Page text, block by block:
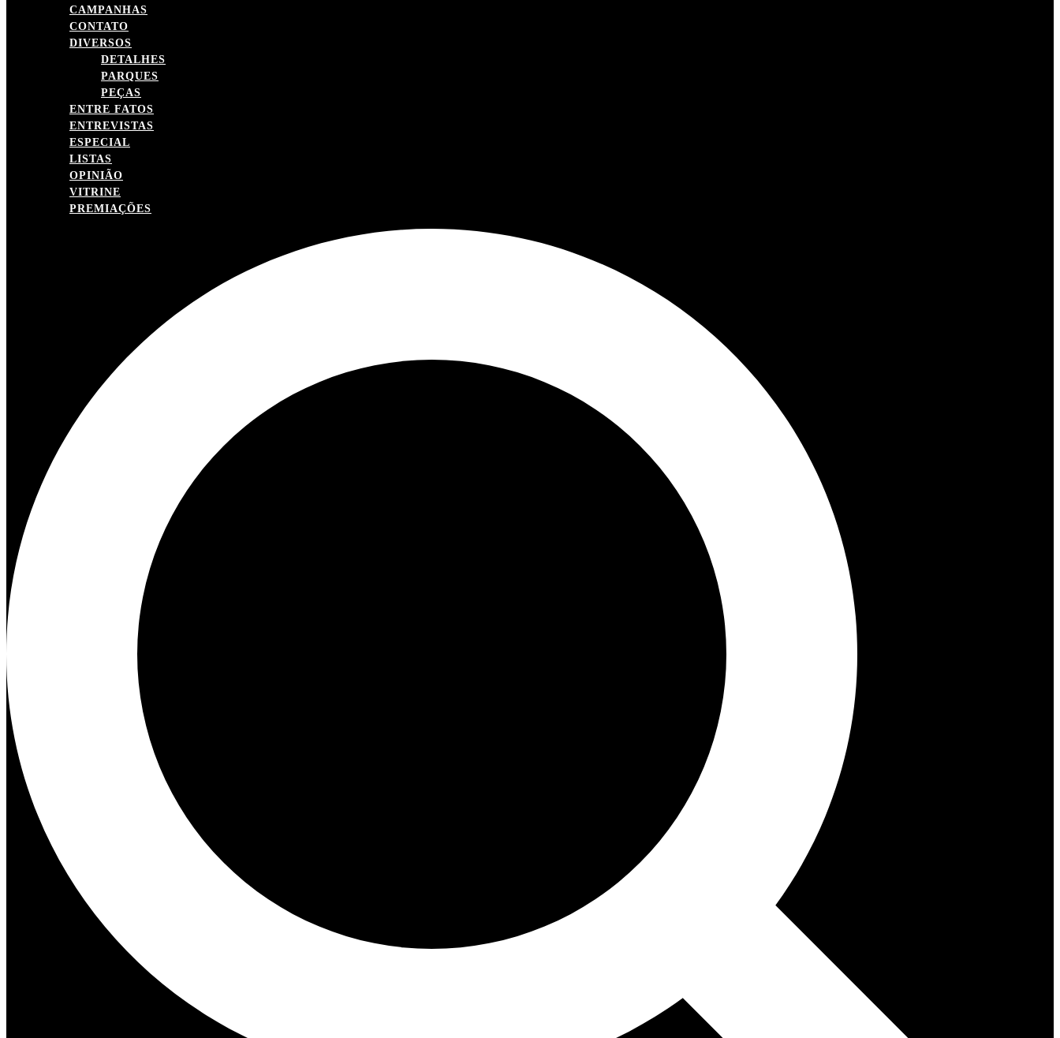
CAMPANHAS
CONTATO
DIVERSOS
DETALHES
PARQUES
PEÇAS
ENTRE FATOS
ENTREVISTAS
ESPECIAL
LISTAS
OPINIÃO
VITRINE
PREMIAÇÕES